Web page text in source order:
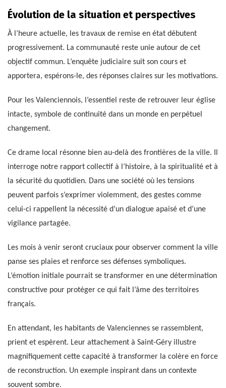
Évolution de la situation et perspectives
À l’heure actuelle, les travaux de remise en état débutent
progressivement. La communauté reste unie autour de cet
objectif commun. L’enquête judiciaire suit son cours et
apportera, espérons-le, des réponses claires sur les motivations.
Pour les Valenciennois, l’essentiel reste de retrouver leur église
intacte, symbole de continuité dans un monde en perpétuel
changement.
Ce drame local résonne bien au-delà des frontières de la ville. Il
interroge notre rapport collectif à l’histoire, à la spiritualité et à
la sécurité du quotidien. Dans une société où les tensions
peuvent parfois s’exprimer violemment, des gestes comme
celui-ci rappellent la nécessité d’un dialogue apaisé et d’une
vigilance partagée.
Les mois à venir seront cruciaux pour observer comment la ville
panse ses plaies et renforce ses défenses symboliques.
L’émotion initiale pourrait se transformer en une détermination
constructive pour protéger ce qui fait l’âme des territoires
français.
En attendant, les habitants de Valenciennes se rassemblent,
prient et espèrent. Leur attachement à Saint-Géry illustre
magnifiquement cette capacité à transformer la colère en force
de reconstruction. Un exemple inspirant dans un contexte
souvent sombre.